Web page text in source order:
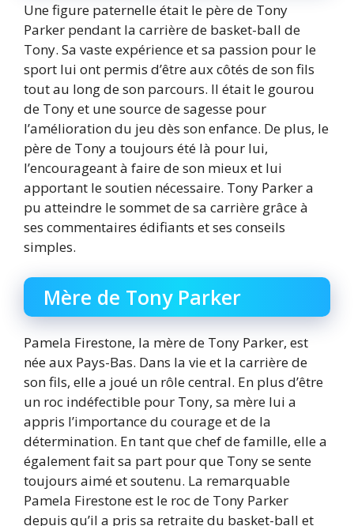
Une figure paternelle était le père de Tony
Parker pendant la carrière de basket-ball de
Tony. Sa vaste expérience et sa passion pour le
sport lui ont permis d’être aux côtés de son fils
tout au long de son parcours. Il était le gourou
de Tony et une source de sagesse pour
l’amélioration du jeu dès son enfance. De plus, le
père de Tony a toujours été là pour lui,
l’encourageant à faire de son mieux et lui
apportant le soutien nécessaire. Tony Parker a
pu atteindre le sommet de sa carrière grâce à
ses commentaires édifiants et ses conseils
simples.
Mère de Tony Parker
Pamela Firestone, la mère de Tony Parker, est
née aux Pays-Bas. Dans la vie et la carrière de
son fils, elle a joué un rôle central. En plus d’être
un roc indéfectible pour Tony, sa mère lui a
appris l’importance du courage et de la
détermination. En tant que chef de famille, elle a
également fait sa part pour que Tony se sente
toujours aimé et soutenu. La remarquable
Pamela Firestone est le roc de Tony Parker
depuis qu’il a pris sa retraite du basket-ball et